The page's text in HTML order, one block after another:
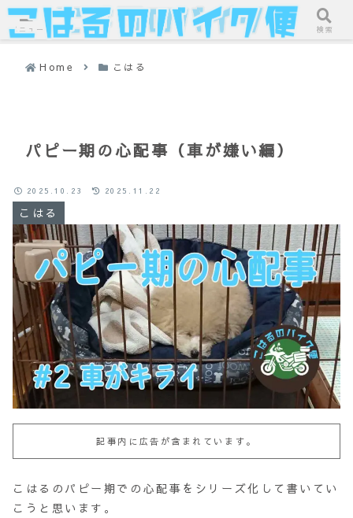
Home こはる
パピー期の心配事（車が嫌い編）
こはる
2025.10.23 2025.11.22
記事内に広告が含まれています。
こはるのパピー期での心配事をシリーズ化して書いてい
こうと思います。
メニュー 検索